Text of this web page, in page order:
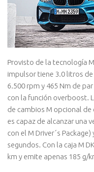
Provisto de la tecnología
impulsor tiene 3.0 litros
6.500 rpm y 465 Nm de
con la función overboost.
de cambios M opcional
es capaz de alcanzar una
con el M Driver´s
segundos. Con la caja M
km y emite apenas 185 g/